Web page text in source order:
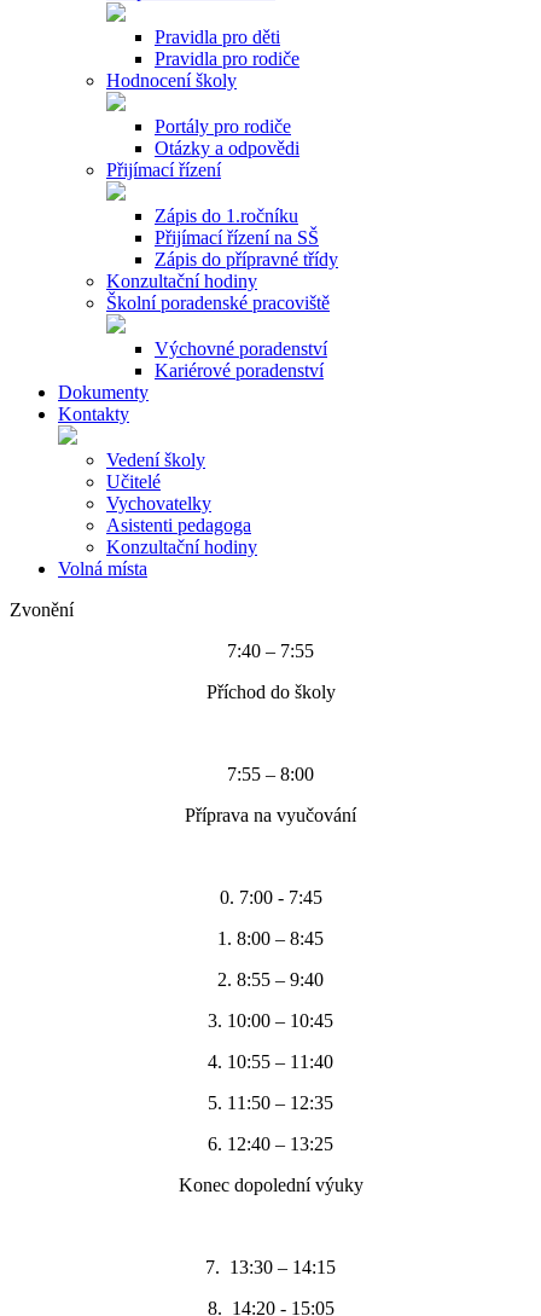
Pravidla pro děti
Pravidla pro rodiče
Hodnocení školy
Portály pro rodiče
Otázky a odpovědi
Přijímací řízení
Zápis do 1.ročníku
Přijímací řízení na SŠ
Zápis do přípravné třídy
Konzultační hodiny
Školní poradenské pracoviště
Výchovné poradenství
Kariérové poradenství
Dokumenty
Kontakty
Vedení školy
Učitelé
Vychovatelky
Asistenti pedagoga
Konzultační hodiny
Volná místa
Zvonění
7:40 – 7:55
Příchod do školy
7:55 – 8:00
Příprava na vyučování
0. 7:00 - 7:45
1. 8:00 – 8:45
2. 8:55 – 9:40
3. 10:00 – 10:45
4. 10:55 – 11:40
5. 11:50 – 12:35
6. 12:40 – 13:25
Konec dopolední výuky
7. 13:30 – 14:15
8. 14:20 - 15:05